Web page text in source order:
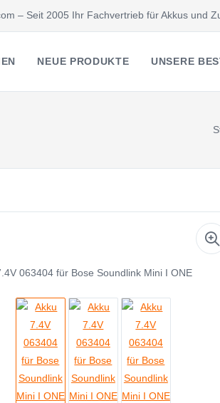
– Seit 2005 Ihr Fachvertrieb für Akkus und
NEUE PRODUKTE UNSERE